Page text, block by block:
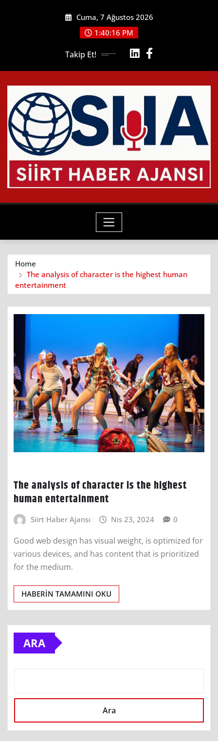
Cuma, 7 Ağustos 2026
1:40:17 PM
Takip Et!
Home
The analysis of character is the highest human
entertainment
The analysis of character is the highest
human entertainment
Siirt Haber Ajansı Nis 23, 2024 0
Good web design has visual weight, is optimized for
various devices, and has content that is prioritized
for the medium.
HABERIN TAMAMINI OKU
ARA
Ara